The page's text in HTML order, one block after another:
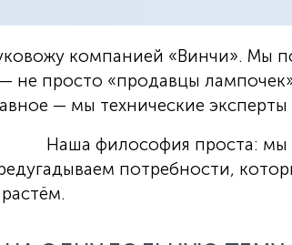
компанией «Винчи». Мы
просто «продавцы
— мы технические
Наша философия проста: мы
потребности,